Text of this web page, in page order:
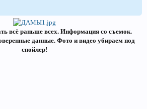
всё раньше всех. Информация со съемок.
данные. Фото и видео убираем под
спойлер!